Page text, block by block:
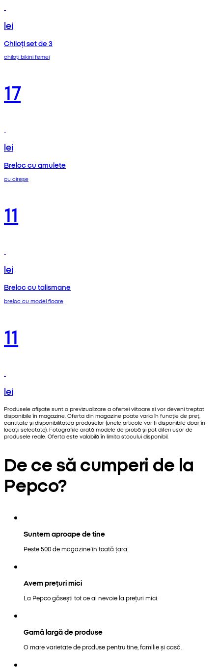
lei
Chiloți set de 3
chiloți bikini femei
17
lei
Breloc cu amulete
cu cireșe
11
lei
Breloc cu talismane
breloc cu model floare
11
lei
Produsele afișate sunt o previzualizare a ofertei viitoare și vor deveni treptat
disponibile în magazine. Oferta din magazine poate varia în funcție de preț,
cantitate și disponibilitatea produselor (unele articole vor fi disponibile doar în
locații selectate). Fotografiile arată modele de probă și pot diferi ușor de
produsele reale. Oferta este valabilă în limita stocului disponibil.
De ce să cumperi de la
Pepco?
Suntem aproape de tine
Peste 500 de magazine în toată țara.
Avem prețuri mici
La Pepco găsești tot ce ai nevoie la prețuri mici.
Gamă largă de produse
O mare varietate de produse pentru tine, familie și casă.